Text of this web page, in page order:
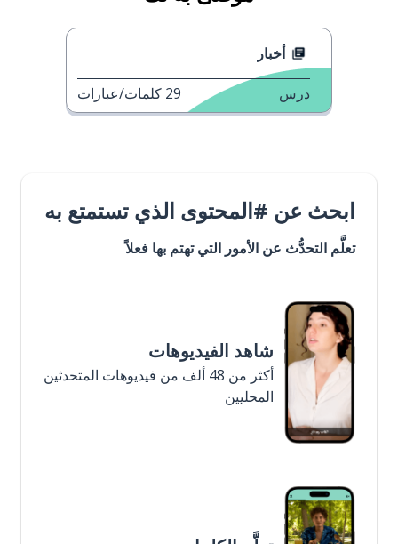
أخبار
درس 29 كلمات/عبارات
ابحث عن #المحتوى الذي تستمتع به
تعلَّم التحدُّث عن الأمور التي تهتم بها فعلاً
شاهد الفيديوهات
أكثر من 48 ألف من فيديوهات المتحدثين
المحليين